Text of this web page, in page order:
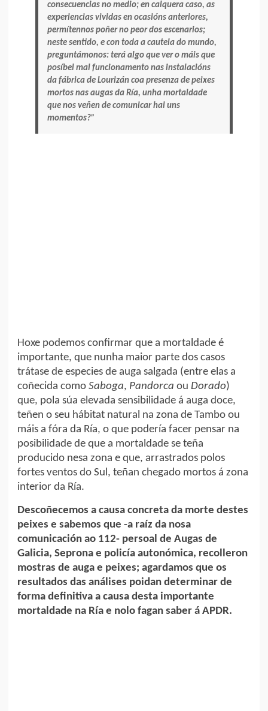
consecuencias no medio; en calquera caso, as
experiencias vividas en ocasións anteriores,
permítennos poñer no peor dos escenarios;
neste sentido, e con toda a cautela do mundo,
preguntámonos: terá algo que ver o máis que
posíbel mal funcionamento nas instalacións
da fábrica de Lourizán coa presenza de peixes
mortos nas augas da Ría, unha mortaldade
que nos veñen de comunicar hai uns
momentos?”
Hoxe podemos confirmar que a mortaldade é
importante, que nunha maior parte dos casos
trátase de especies de auga salgada (entre elas a
coñecida como Saboga, Pandorca ou Dorado)
que, pola súa elevada sensibilidade á auga doce,
teñen o seu hábitat natural na zona de Tambo ou
máis a fóra da Ría, o que podería facer pensar na
posibilidade de que a mortaldade se teña
producido nesa zona e que, arrastrados polos
fortes ventos do Sul, teñan chegado mortos á zona
interior da Ría.
Descoñecemos a causa concreta da morte destes
peixes e sabemos que -a raíz da nosa
comunicación ao 112- persoal de Augas de
Galicia, Seprona e policía autonómica, recolleron
mostras de auga e peixes; agardamos que os
resultados das análises poidan determinar de
forma definitiva a causa desta importante
mortaldade na Ría e nolo fagan saber á APDR.